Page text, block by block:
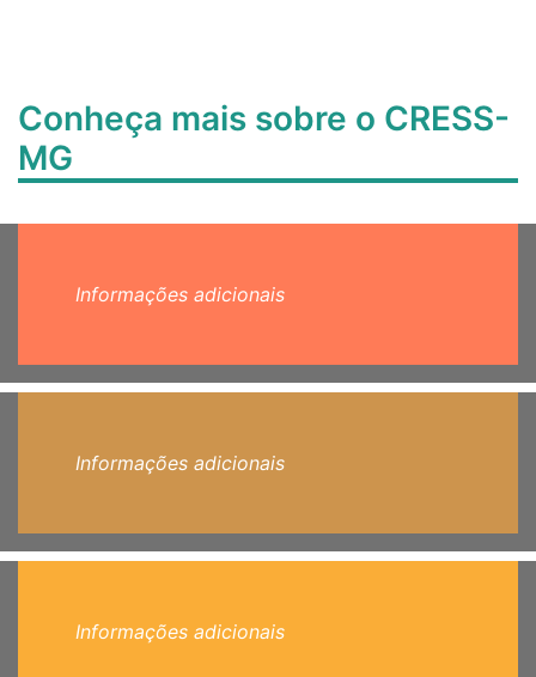
Conheça mais sobre o CRESS-
MG
Informações adicionais
Informações adicionais
Informações adicionais